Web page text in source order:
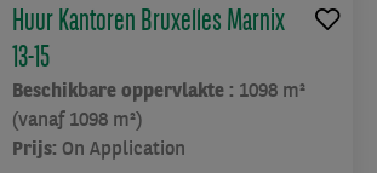
Huur Kantoren Bruxelles Marnix
13-15
Beschikbare oppervlakte : 1098 m²
(vanaf 1098 m²)
Prijs: On Application